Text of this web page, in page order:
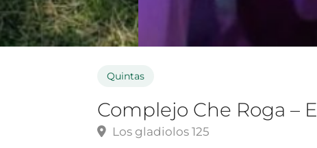
Quintas
Complejo Che Roga –
Los gladiolos 125